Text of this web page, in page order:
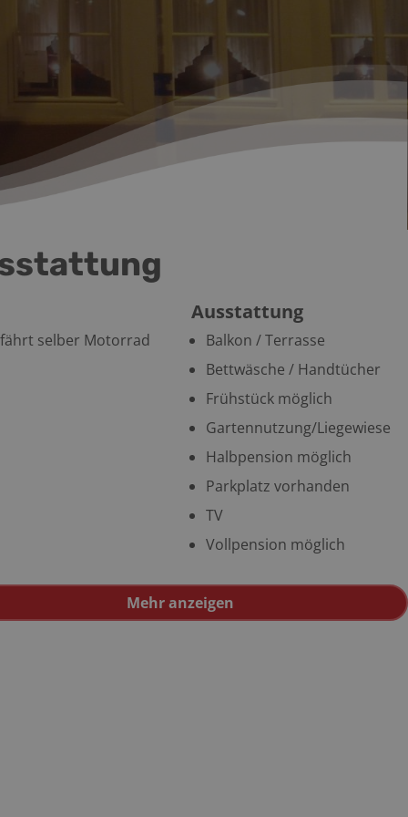
selber Motorrad
Ausstattung
Balkon / Terrasse
Bettwäsche / Handtücher
Frühstück möglich
Gartennutzung/Liegewiese
Halbpension möglich
Parkplatz vorhanden
TV
Vollpension möglich
Mehr anzeigen